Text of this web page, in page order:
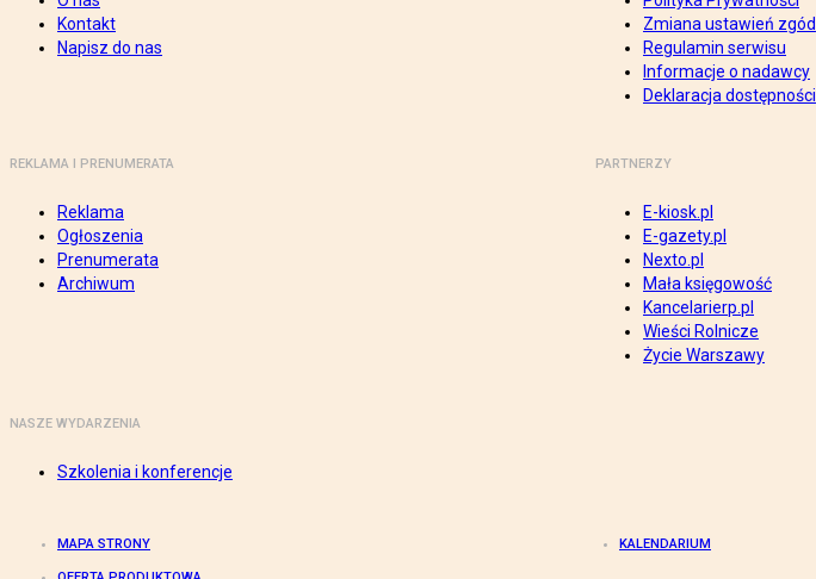
Kontakt
Napisz do nas
Zmiana ustawień zgód
Regulamin serwisu
Informacje o nadawcy
Deklaracja dostępności
REKLAMA I PRENUMERATA
Reklama
Ogłoszenia
Prenumerata
Archiwum
PARTNERZY
E-kiosk.pl
E-gazety.pl
Nexto.pl
Mała księgowość
Kancelarierp.pl
Wieści Rolnicze
Życie Warszawy
NASZE WYDARZENIA
Szkolenia i konferencje
MAPA STRONY KALENDARIUM